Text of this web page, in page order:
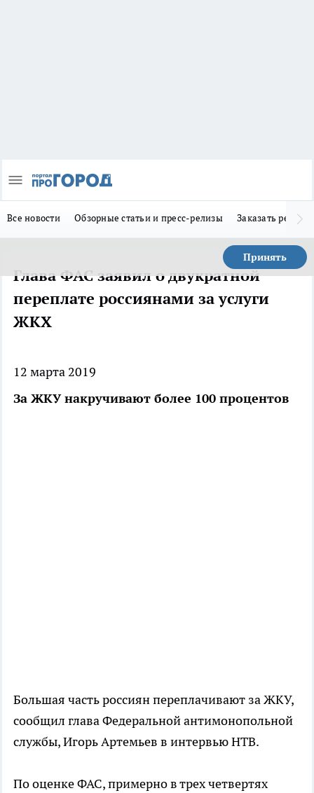
Все новости Обзорные статьи и пресс-релизы Заказать
Принять
Глава ФАС заявил о двукратной
переплате россиянами за услуги
ЖКХ
12 марта 2019
За ЖКУ накручивают более 100 процентов
Большая часть россиян переплачивают за ЖКУ,
сообщил глава Федеральной антимонопольной
службы, Игорь Артемьев в интервью НТВ.
По оценке ФАС, примерно в трех четвертях